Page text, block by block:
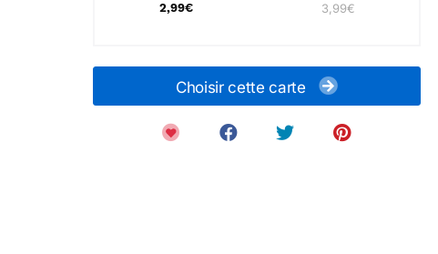
2,99€ 3,99€
Choisir cette carte